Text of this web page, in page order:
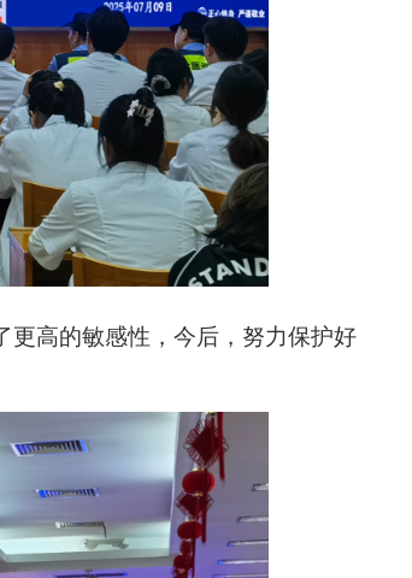
更高的敏感性，今后，努力保护好